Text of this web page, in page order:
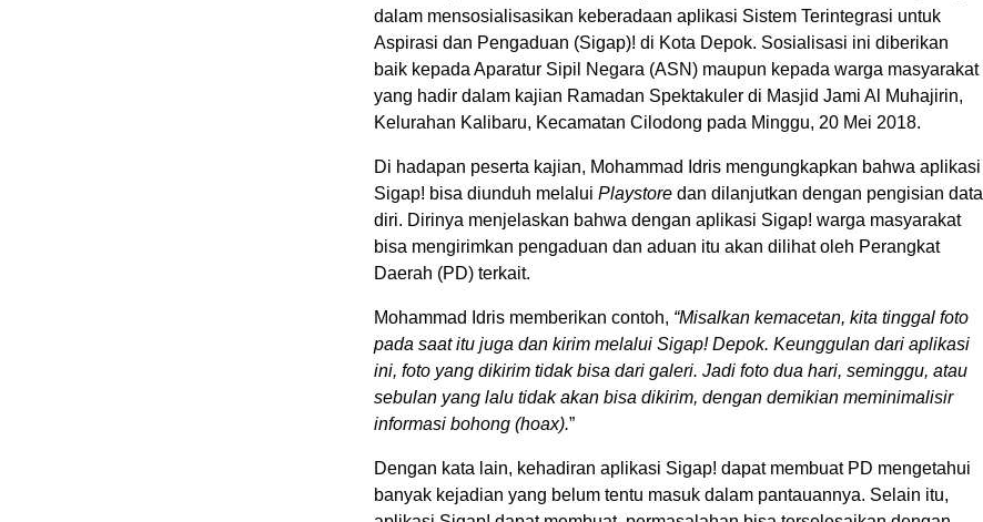
dalam mensosialisasikan keberadaan aplikasi Sistem Terintegrasi untuk
Aspirasi dan Pengaduan (Sigap)! di Kota Depok. Sosialisasi ini diberikan
baik kepada Aparatur Sipil Negara (ASN) maupun kepada warga masyarakat
yang hadir dalam kajian Ramadan Spektakuler di Masjid Jami Al Muhajirin,
Kelurahan Kalibaru, Kecamatan Cilodong pada Minggu, 20 Mei 2018.
Di hadapan peserta kajian, Mohammad Idris mengungkapkan bahwa aplikasi
Sigap! bisa diunduh melalui Playstore dan dilanjutkan dengan pengisian data
diri. Dirinya menjelaskan bahwa dengan aplikasi Sigap! warga masyarakat
bisa mengirimkan pengaduan dan aduan itu akan dilihat oleh Perangkat
Daerah (PD) terkait.
Mohammad Idris memberikan contoh, “Misalkan kemacetan, kita tinggal foto
pada saat itu juga dan kirim melalui Sigap! Depok. Keunggulan dari aplikasi
ini, foto yang dikirim tidak bisa dari galeri. Jadi foto dua hari, seminggu, atau
sebulan yang lalu tidak akan bisa dikirim, dengan demikian meminimalisir
informasi bohong (hoax).”
Dengan kata lain, kehadiran aplikasi Sigap! dapat membuat PD mengetahui
banyak kejadian yang belum tentu masuk dalam pantauannya. Selain itu,